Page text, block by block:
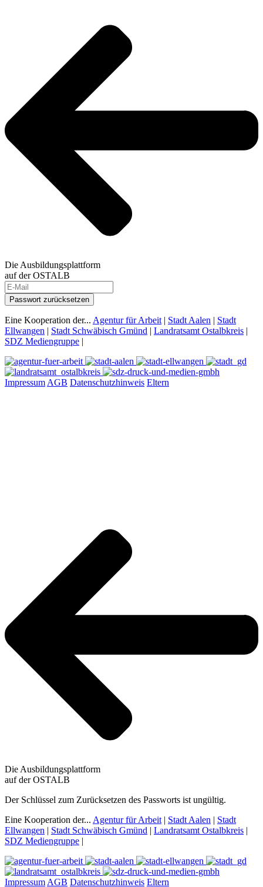
Die Ausbildungsplattform
auf der OSTALB
Passwort zurücksetzen
Eine Kooperation der... Agentur für Arbeit| Stadt Aalen
Stadt
Ellwangen
Stadt Schwäbisch Gmünd Landratsamt Ostalbkreis
SDZ Mediengruppe
ImpressumAGB Datenschutzhinweis Eltern
Die Ausbildungsplattform
auf der OSTALB
Der Schlüssel zum Zurücksetzen des Passworts ist ungültig.
Eine Kooperation der... Agentur für Arbeit| Stadt Aalen
Stadt
Ellwangen
Stadt Schwäbisch Gmünd Landratsamt Ostalbkreis
SDZ Mediengruppe
ImpressumAGB Datenschutzhinweis Eltern